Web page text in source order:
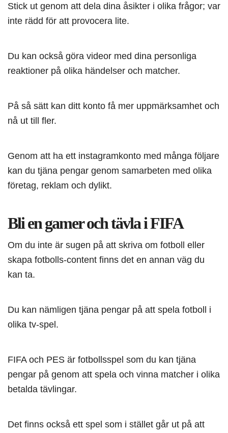
Stick ut genom att dela dina åsikter i olika frågor; var
inte rädd för att provocera lite.
Du kan också göra videor med dina personliga
reaktioner på olika händelser och matcher.
På så sätt kan ditt konto få mer uppmärksamhet och
nå ut till fler.
Genom att ha ett instagramkonto med många följare
kan du tjäna pengar genom samarbeten med olika
företag, reklam och dylikt.
Bli en gamer och tävla i FIFA
Om du inte är sugen på att skriva om fotboll eller
skapa fotbolls-content finns det en annan väg du
kan ta.
Du kan nämligen tjäna pengar på att spela fotboll i
olika tv-spel.
FIFA och PES är fotbollsspel som du kan tjäna
pengar på genom att spela och vinna matcher i olika
betalda tävlingar.
Det finns också ett spel som i stället går ut på att